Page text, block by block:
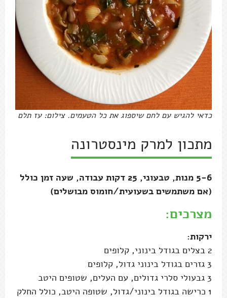
כדאי להגיש עם לחם שיספוג את כל הטעמים. צילום: עז תלם
מתכון למרק מינסטרונה
5-6 מנות, טבעוני, 25 דקות עבודה, שעה זמן כולל
(אם משתמשים בשעועית/חומוס מבושלים)
מצרכים:
ירקות:
2 בצלים בגודל בינוני, קלופים
3 גזרים בגודל בינוני גדול, קלופים
3 גבעולי סלרי גדולים, עם העלים, שטופים היטב
1 כרישה בגודל בינוני/גדול, שטופה היטב, כולל החלק